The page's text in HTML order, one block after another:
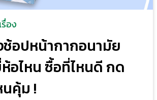
อง
ช้อปหน้ากากอนามัย
อไหน ซื้อที่ไหนดี กด
นคุ้ม !